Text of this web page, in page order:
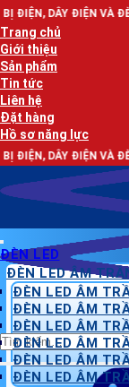
Bỏ
qua
nội
dung
ĐÈN LED CHIẾU
Trang chủ
Giới thiệu
Sản phẩm
Tin tức
Liên hệ
Đặt hàng
Hồ sơ năng lực
ĐÈN LED CHIẾU
Tìm
kiếm:
ĐÈN LED
ĐÈN LED ÂM
ĐÈN LED ÂM
ĐÈN LED ÂM
ĐÈN LED ÂM
ĐÈN LED ÂM
ĐÈN LED ÂM
ĐÈN LED ÂM